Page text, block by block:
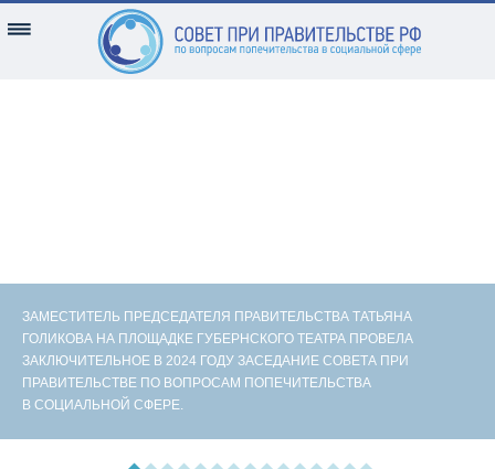
ЗАМЕСТИТЕЛЬ ПРЕДСЕДАТЕЛЯ ПРАВИТЕЛЬСТВА ТАТЬЯНА
ГОЛИКОВА НА ПЛОЩАДКЕ ГУБЕРНСКОГО ТЕАТРА ПРОВЕЛА
ЗАКЛЮЧИТЕЛЬНОЕ В 2024 ГОДУ ЗАСЕДАНИЕ СОВЕТА ПРИ
ПРАВИТЕЛЬСТВЕ ПО ВОПРОСАМ ПОПЕЧИТЕЛЬСТВА
В СОЦИАЛЬНОЙ СФЕРЕ.